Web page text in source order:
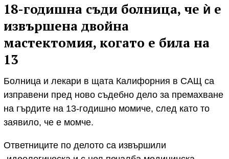
18-годишна съди болница, че ѝ е
извършена двойна
мастектомия, когато е била на
13
Болница и лекари в щата Калифорния в САЩ са
изправени пред ново съдебно дело за премахване
на гърдите на 13-годишно момиче, след като то
заявило, че е момче.
Ответниците по делото са извършили